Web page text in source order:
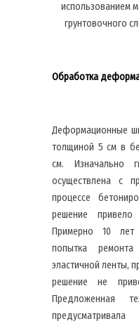
использованием
грунтовочного
Обработка
Деформационные
толщиной 5 см в
см. Изначально
осуществлена с
процессе
решение привело
Примерно 10 лет
попытка
эластичной ленты,
решение не
Предложенная